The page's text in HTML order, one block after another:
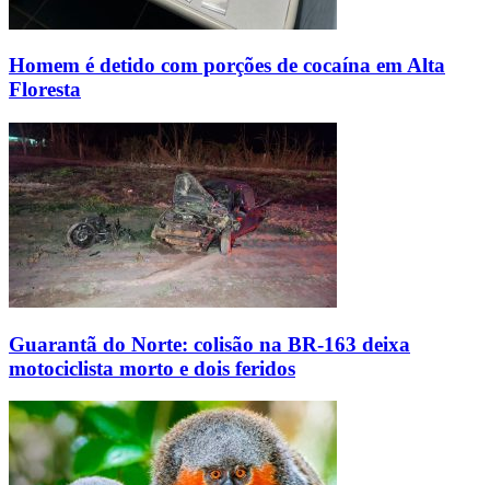
Homem é detido com porções de cocaína em Alta
Floresta
Guarantã do Norte: colisão na BR-163 deixa
motociclista morto e dois feridos